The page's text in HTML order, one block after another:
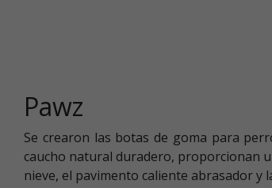
Pawz
Se crearon las botas de goma para
caucho natural duradero, proporcionan
nieve, el pavimento caliente abrasador y